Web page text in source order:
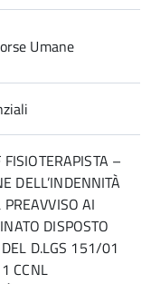
Umane
–
DELL’INDENNITÀ
AI
DISPOSTO
DEL D.LGS 151/01
CCNL